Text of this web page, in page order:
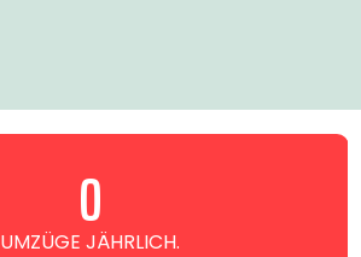
UMZÜGE JÄHRLICH.
0